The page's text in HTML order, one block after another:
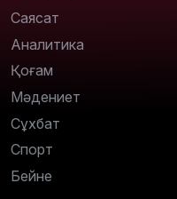
Саясат
Аналитика
Қоғам
Мәдениет
Сұхбат
Спорт
Бейне